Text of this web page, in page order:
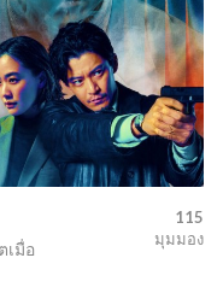
เมื่อ
115
มุมมอง